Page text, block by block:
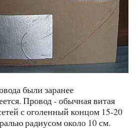
были заранее
Провод - обычная витая
с оголенный концом 15-20
радиусом около 10 см.